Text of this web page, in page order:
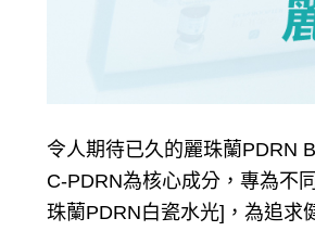
令人期待已久的麗珠蘭PDRN
C-PDRN為核心成分，專為不
珠蘭PDRN白瓷水光]，為追求